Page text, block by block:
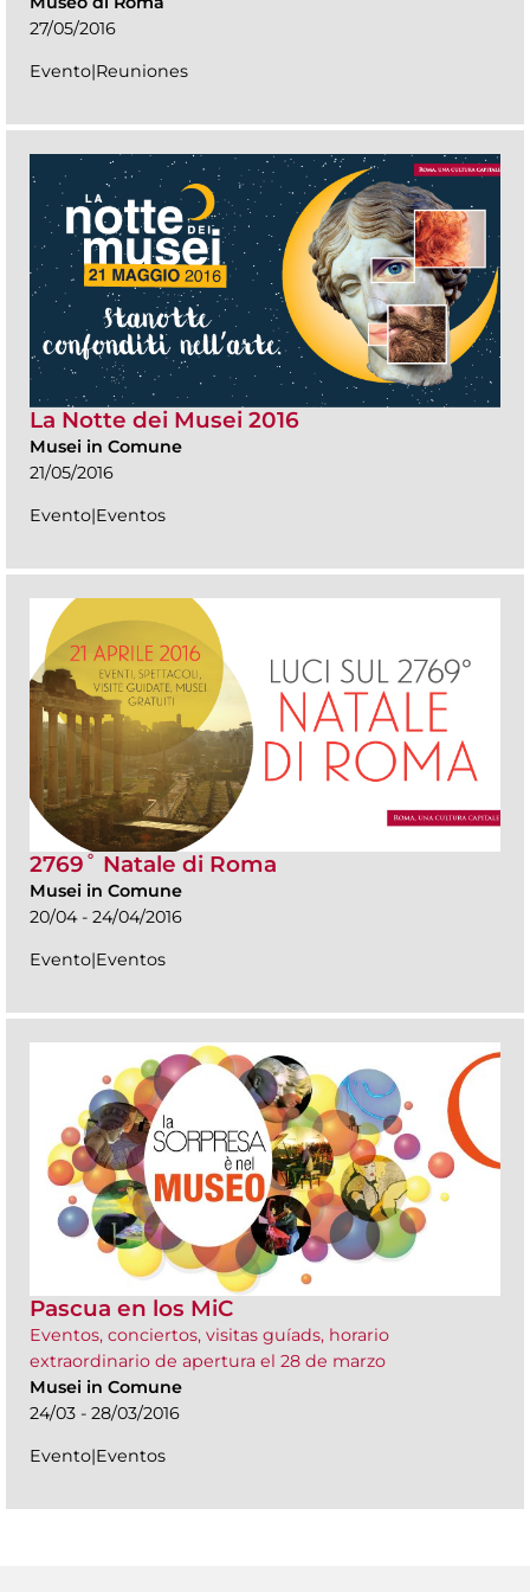
27/05/2016
Evento|Reuniones
La Notte dei Musei 2016
Musei in Comune
21/05/2016
Evento|Eventos
2769˚ Natale di Roma
Musei in Comune
20/04 - 24/04/2016
Evento|Eventos
Pascua en los MiC
Eventos, conciertos, visitas guíads, horario
extraordinario de apertura el 28 de marzo
Musei in Comune
24/03 - 28/03/2016
Evento|Eventos